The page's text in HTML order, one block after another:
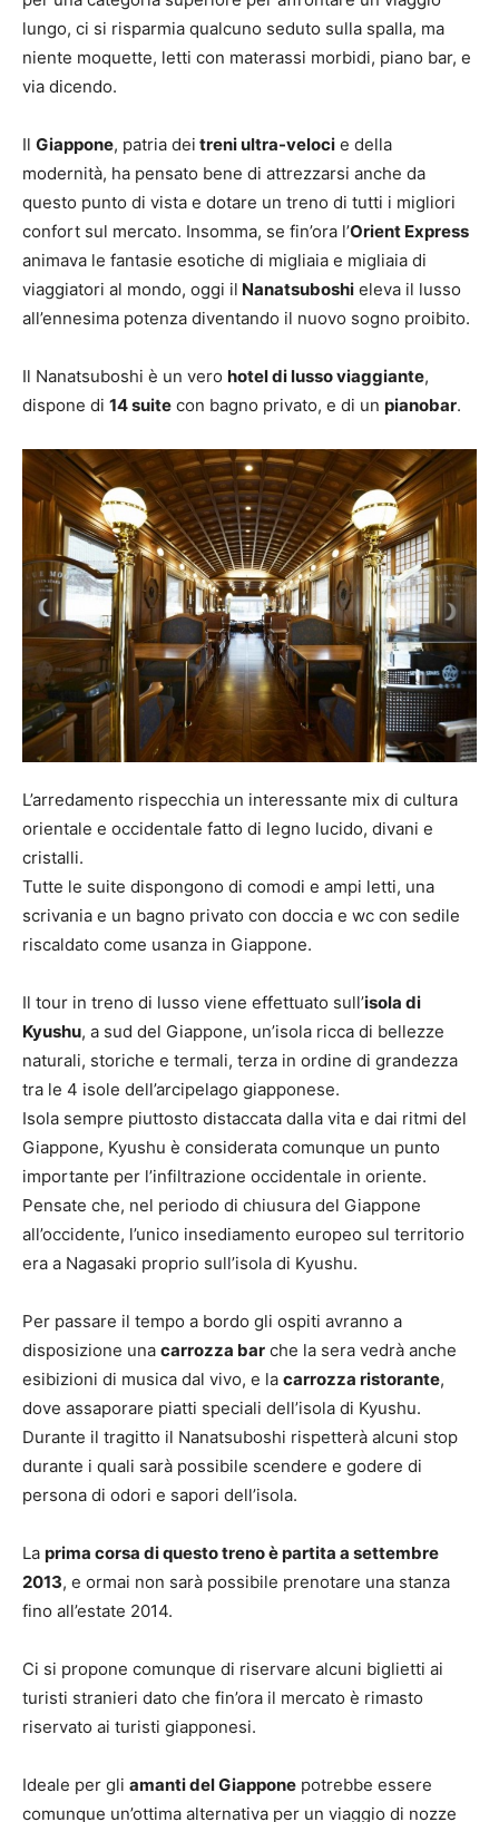
lungo, ci si risparmia qualcuno seduto sulla spalla, ma
niente moquette, letti con materassi morbidi, piano bar, e
via dicendo.
Il Giappone, patria dei treni ultra-veloci e della
modernità, ha pensato bene di attrezzarsi anche da
questo punto di vista e dotare un treno di tutti i migliori
confort sul mercato. Insomma, se fin’ora l’Orient Express
animava le fantasie esotiche di migliaia e migliaia di
viaggiatori al mondo, oggi il Nanatsuboshi eleva il lusso
all’ennesima potenza diventando il nuovo sogno proibito.
Il Nanatsuboshi è un vero hotel di lusso viaggiante,
dispone di 14 suite con bagno privato, e di un pianobar.
L’arredamento rispecchia un interessante mix di cultura
orientale e occidentale fatto di legno lucido, divani e
cristalli.
Tutte le suite dispongono di comodi e ampi letti, una
scrivania e un bagno privato con doccia e wc con sedile
riscaldato come usanza in Giappone.
Il tour in treno di lusso viene effettuato sull’isola di
Kyushu, a sud del Giappone, un’isola ricca di bellezze
naturali, storiche e termali, terza in ordine di grandezza
tra le 4 isole dell’arcipelago giapponese.
Isola sempre piuttosto distaccata dalla vita e dai ritmi del
Giappone, Kyushu è considerata comunque un punto
importante per l’infiltrazione occidentale in oriente.
Pensate che, nel periodo di chiusura del Giappone
all’occidente, l’unico insediamento europeo sul territorio
era a Nagasaki proprio sull’isola di Kyushu.
Per passare il tempo a bordo gli ospiti avranno a
disposizione una carrozza bar che la sera vedrà anche
esibizioni di musica dal vivo, e la carrozza ristorante,
dove assaporare piatti speciali dell’isola di Kyushu.
Durante il tragitto il Nanatsuboshi rispetterà alcuni stop
durante i quali sarà possibile scendere e godere di
persona di odori e sapori dell’isola.
La prima corsa di questo treno è partita a settembre
2013, e ormai non sarà possibile prenotare una stanza
fino all’estate 2014.
Ci si propone comunque di riservare alcuni biglietti ai
turisti stranieri dato che fin’ora il mercato è rimasto
riservato ai turisti giapponesi.
Ideale per gli amanti del Giappone potrebbe essere
comunque un’ottima alternativa per un viaggio di nozze